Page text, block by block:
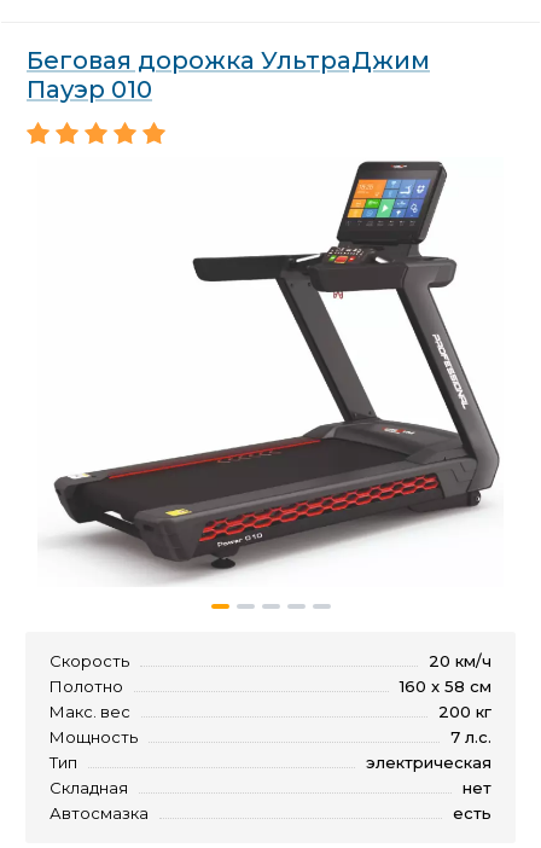
Беговая дорожка УльтраДжим
Пауэр 010
Скорость
20 км/ч
Полотно
160 x 58 см
Макс. вес
200 кг
Мощность
7 л.с.
Тип
электрическая
Складная
нет
Автосмазка
есть